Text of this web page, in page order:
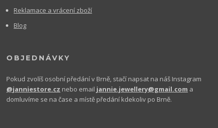
Reklamace a vrácení zboží
Blog
OBJEDNÁVKY
Pokud zvolíš osobní předání v Brně, stačí napsat na náš Instagram
@janniestore.cz nebo email jannie.jewellery@gmail.com a
domluvíme se na čase a místě předání kdekoliv po Brně.